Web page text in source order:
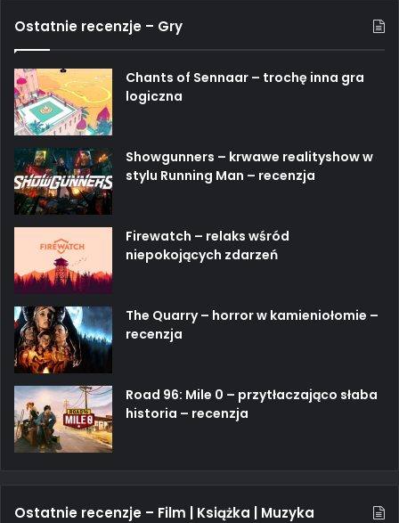
Ostatnie recenzje – Gry
Chants of Sennaar – trochę inna gra
logiczna
Showgunners – krwawe realityshow w
stylu Running Man – recenzja
Firewatch – relaks wśród
niepokojących zdarzeń
The Quarry – horror w kamieniołomie –
recenzja
Road 96: Mile 0 – przytłaczająco słaba
historia – recenzja
Ostatnie recenzje – Film | Książka | Muzyka